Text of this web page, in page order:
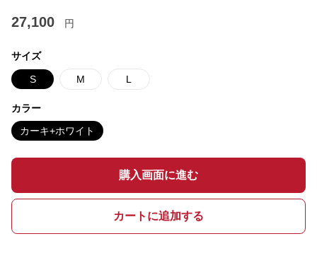
27,100 円
サイズ
S M L
カラー
カーキ+ホワイト
購入画面に進む
カートに追加する